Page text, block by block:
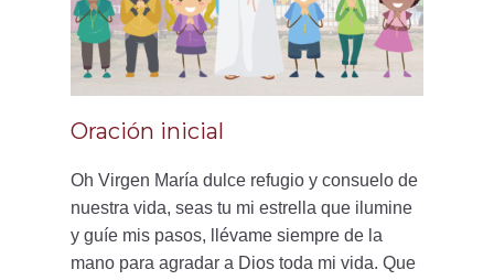
Oración inicial
Oh Virgen María dulce refugio y consuelo de
nuestra vida, seas tu mi estrella que ilumine
y guíe mis pasos, llévame siempre de la
mano para agradar a Dios toda mi vida. Que